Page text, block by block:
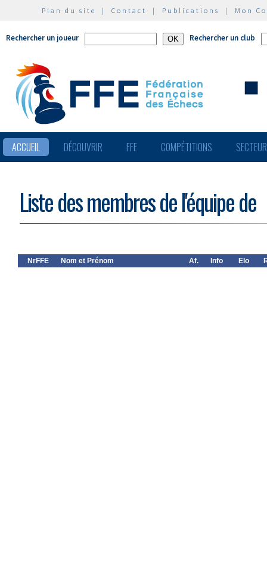
Plan du site | Contact | Publications | Mon
Rechercher un joueur Rechercher un club
ACCUEIL DÉCOUVRIR FFE COMPÉTITIONS
Liste des membres de l'équipe de
NrFFE Nom et Prénom Af. Info Elo